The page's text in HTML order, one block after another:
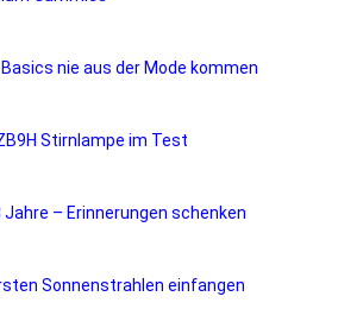
nie aus der Mode kommen
Stirnlampe im Test
– Erinnerungen schenken
Sonnenstrahlen einfangen